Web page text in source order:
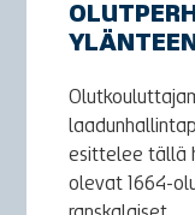
esittelee tällä
olevat 1664-